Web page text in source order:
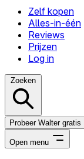
Zelf kopen
Alles-in-één
Reviews
Prijzen
Log in
Zoeken
Probeer Walter gratis
Open menu